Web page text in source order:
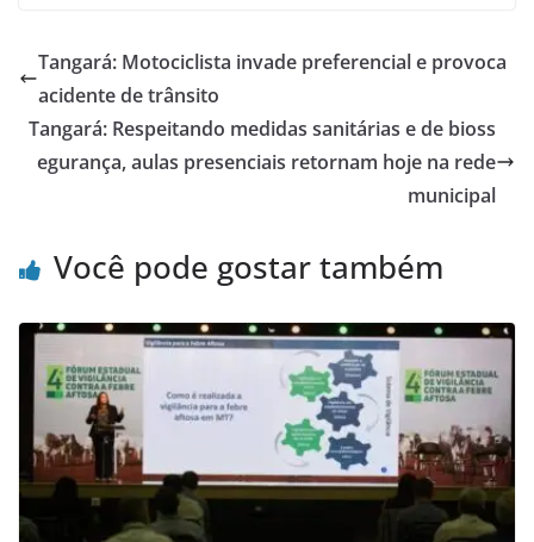
Tangará: Motociclista invade preferencial e provoca
acidente de trânsito
Tangará: Respeitando medidas sanitárias e de bioss
egurança, aulas presenciais retornam hoje na rede
municipal
Você pode gostar também